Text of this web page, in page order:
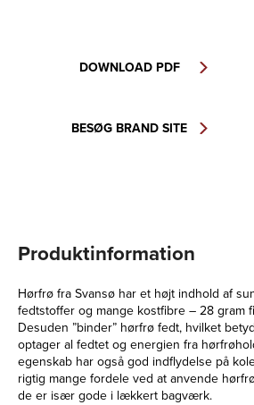
DOWNLOAD PDF
BESØG BRAND SITE
Produktinformation
Hørfrø fra Svansø har et højt indhold af
fedtstoffer og mange kostfibre – 28 gram
Desuden ”binder” hørfrø fedt, hvilket
optager al fedtet og energien fra
egenskab har også god indflydelse på
rigtig mange fordele ved at anvende
de er især gode i lækkert bagværk.